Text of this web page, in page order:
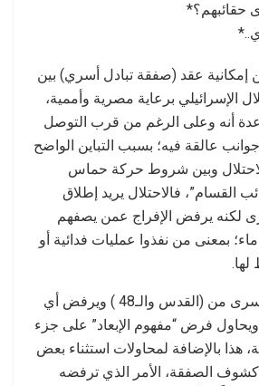
حقائبهم؟*
إمكانية عقد (صفقة تبادل أسري) بين
الإسرائيلي برعاية مصرية وأممية،
أنه وعلى الرغم من قرب التوصل
جوانب عالقة فيه؛ بسبب التباين الواضح
وبين شروط حركة حماس
القسام”، فالاحتلال يريد إطلاق
لكنه يرفض الإفراج عمن يصفهم
بمعنى من نفذوا عمليات فدائية أو
وكذلك يرفض ضم أسرى من (القدس والـ48 ) ويرفض أي
فرض “مفهوم الإبعاد” على جزء
هذا بالإضافة لمحاولات استثناء بعض
الصفقة، الأمر الذي ترفضه